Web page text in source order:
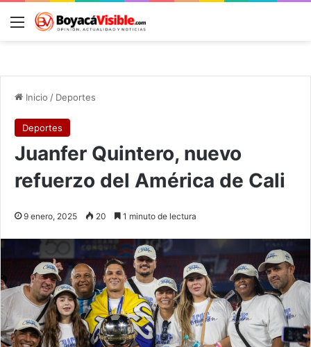
Menú
Inicio / Deportes
Deportes
Juanfer Quintero, nuevo
refuerzo del América de Cali
9 enero, 2025 20 1 minuto de lectura